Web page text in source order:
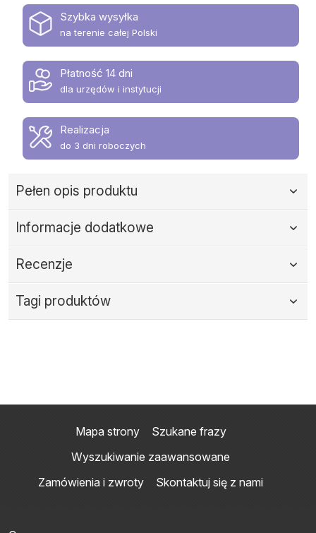
Szybka wysyłka
na terenie całej Polski
Płatność 14 dni
dla urzędów i instytucji
Realizacja
do 3 dni roboczych
Pełen opis produktu
Informacje dodatkowe
Recenzje
Tagi produktów
Mapa strony
Szukane frazy
Wyszukiwanie zaawansowane
Zamówienia i zwroty
Skontaktuj się z nami